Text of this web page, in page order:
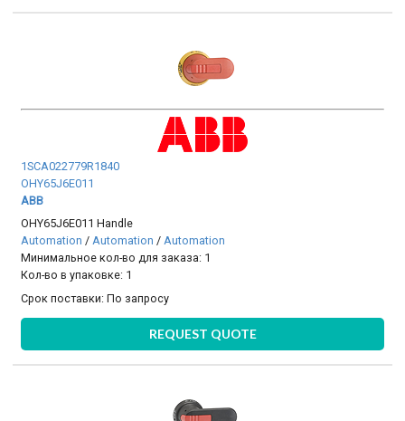
1SCA022779R1840
OHY65J6E011
ABB
OHY65J6E011 Handle
Automation /Automation /Automation
Минимальное кол-во для заказа: 1
Кол-во в упаковке: 1
Срок поставки:По запросу
REQUEST QUOTE